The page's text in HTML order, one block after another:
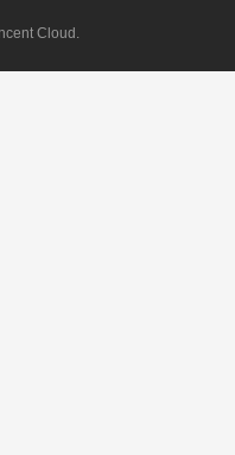
Cloud.